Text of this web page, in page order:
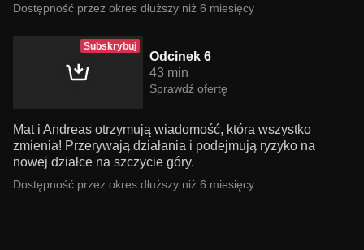
Dostępność przez okres dłuższy niż 6 miesięcy
Subskrybuj
Odcinek 6
43 min
Sprawdź ofertę
Mat i Andreas otrzymują wiadomość, która wszystko
zmienia! Przerywają działania i podejmują ryzyko na
nowej działce na szczycie góry.
Dostępność przez okres dłuższy niż 6 miesięcy